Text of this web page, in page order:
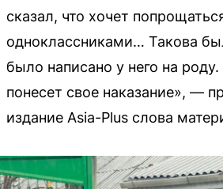
сказал, что хочет
одноклассниками… Такова
было написано у него на
понесет свое наказание», —
издание Asia-Plus слова